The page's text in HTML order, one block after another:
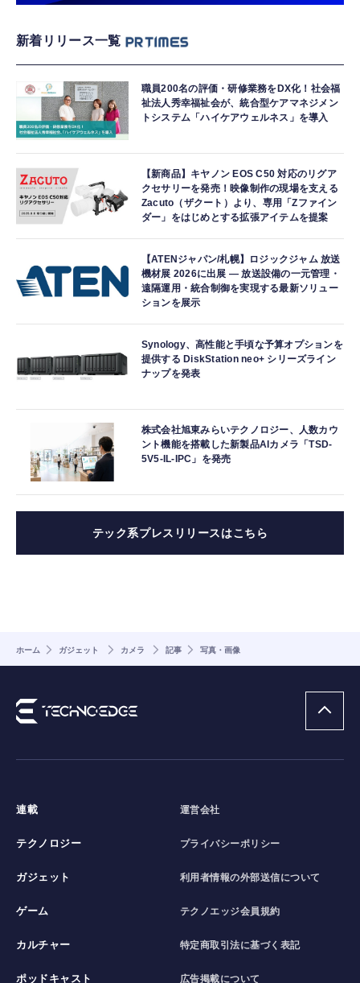
新着リリース一覧
職員200名の評価・研修業務をDX化！社会福
祉法人秀幸福祉会が、統合型ケアマネジメン
トシステム「ハイケアウェルネス」を導入
【新商品】キヤノン EOS C50 対応のリグア
クセサリーを発売！映像制作の現場を支える
Zacuto（ザクート）より、専用「Zファイン
ダー」をはじめとする拡張アイテムを提案
【ATENジャパン/札幌】ロジックジャム 放送
機材展 2026に出展 ― 放送設備の一元管理・
遠隔運用・統合制御を実現する最新ソリュー
ションを展示
Synology、高性能と手頃な予算オプションを
提供する DiskStation neo+ シリーズライン
ナップを発表
株式会社旭東みらいテクノロジー、人数カウ
ント機能を搭載した新製品AIカメラ「TSD-
5V5-IL-IPC」を発売
テック系プレスリリースはこちら
ホーム ガジェット カメラ 記事 写真・画像
連載
テクノロジー
ガジェット
ゲーム
カルチャー
ポッドキャスト
運営会社
プライバシーポリシー
利用者情報の外部送信について
テクノエッジ会員規約
特定商取引法に基づく表記
広告掲載について